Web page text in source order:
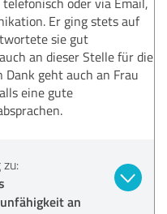
Er ging stets auf
sie gut
an dieser Stelle für die
geht auch an Frau
eine gute
an